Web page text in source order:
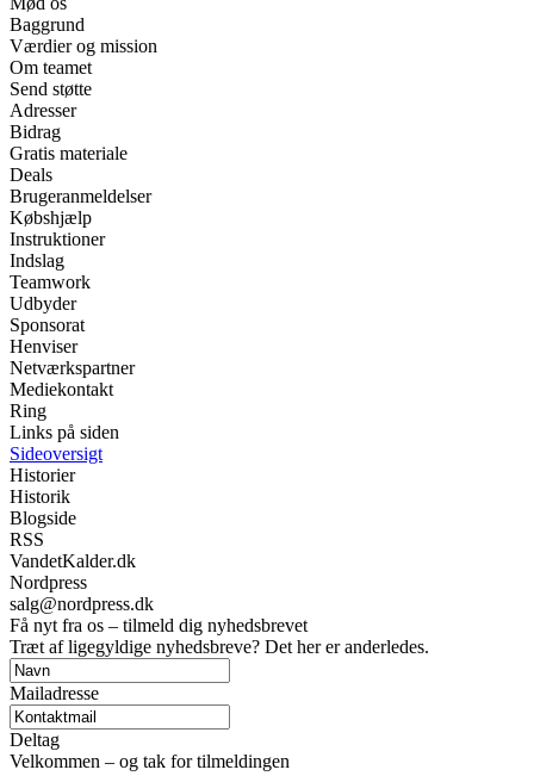
Baggrund
Værdier og mission
Om teamet
Send støtte
Adresser
Bidrag
Gratis materiale
Deals
Brugeranmeldelser
Købshjælp
Instruktioner
Indslag
Teamwork
Udbyder
Sponsorat
Henviser
Netværkspartner
Mediekontakt
Ring
Links på siden
Sideoversigt
Historier
Historik
Blogside
RSS
VandetKalder.dk
Nordpress
salg@nordpress.dk
Få nyt fra os – tilmeld dig nyhedsbrevet
Træt af ligegyldige nyhedsbreve? Det her er anderledes.
Mailadresse
Deltag
Velkommen – og tak for tilmeldingen